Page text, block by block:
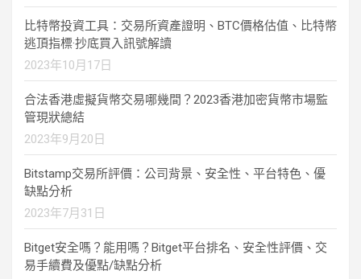
比特幣投資工具：交易所資產證明、BTC價格估值、比特幣
逃頂指標·抄底買入訊號解讀
2023年10月17日
合法香港虛擬貨幣交易哪幾間？2023香港加密貨幣市場監
管現狀總結
2023年9月20日
Bitstamp交易所評價：公司背景、安全性、平台特色、優
缺點分析
2023年7月31日
Bitget安全嗎？能用嗎？Bitget平台排名、安全性評價、交
易手續費及優點/缺點分析